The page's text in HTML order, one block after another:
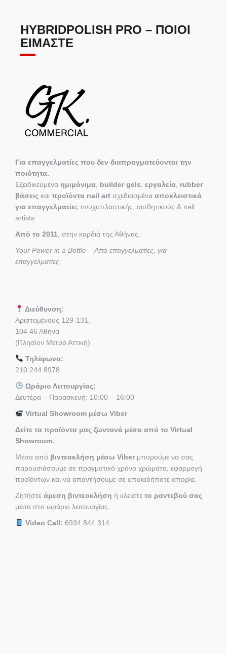
HYBRIDPOLISH PRO – ΠΟΙΟΙ
ΕΊΜΑΣΤΕ
Για επαγγελματίες που δεν διαπραγματεύονται την
ποιότητα.
Εξειδικευμένα ημιμόνιμα builder gels εργαλεία rubber
βάσεις και προϊόντα nail art σχεδιασμένα αποκλειστικά
για επαγγελματίες ονυχοπλαστικής, αισθητικούς & nail
artists.
Από το 2011 , στην καρδιά της Αθήνας.
Your Power in a Bottle – Από επαγγελματίες, για
επαγγελματίες.
Διεύθυνση:
Αριστομένους 129-131,
104 46 Αθήνα
(Πλησίον Μετρό Αττική)
Τηλέφωνο:
210 244 8978
Ωράριο Λειτουργίας:
Δευτέρα – Παρασκευή: 10:00 – 16:00
Virtual Showroom μέσω Viber
Δείτε τα προϊόντα μας ζωντανά μέσα από το Virtual
Showroom.
Μέσα από βιντεοκλήση μέσω Viber μπορούμε να σας
παρουσιάσουμε σε πραγματικό χρόνο χρώματα, εφαρμογή
προϊόντων και να απαντήσουμε σε οποιαδήποτε απορία.
Ζητήστε άμεση βιντεοκλήση ή κλείστε το ραντεβού σας
μέσα στο ωράριο λειτουργίας.
Video Call: 6934 844 314